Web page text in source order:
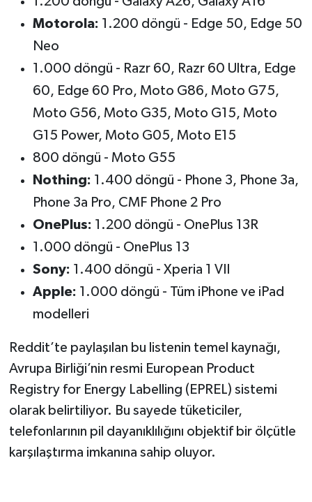
Motorola: 1.200 döngü - Edge 50, Edge 50
Neo
1.000 döngü - Razr 60, Razr 60 Ultra, Edge
60, Edge 60 Pro, Moto G86, Moto G75,
Moto G56, Moto G35, Moto G15, Moto
G15 Power, Moto G05, Moto E15
800 döngü - Moto G55
Nothing: 1.400 döngü - Phone 3, Phone 3a,
Phone 3a Pro, CMF Phone 2 Pro
OnePlus: 1.200 döngü - OnePlus 13R
1.000 döngü - OnePlus 13
Sony: 1.400 döngü - Xperia 1 VII
Apple: 1.000 döngü - Tüm iPhone ve iPad
modelleri
Reddit’te paylaşılan bu listenin temel kaynağı,
Avrupa Birliği’nin resmi European Product
Registry for Energy Labelling (EPREL) sistemi
olarak belirtiliyor. Bu sayede tüketiciler,
telefonlarının pil dayanıklılığını objektif bir ölçütle
karşılaştırma imkanına sahip oluyor.